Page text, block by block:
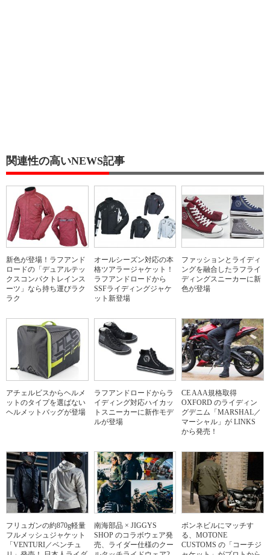
関連性の高いNEWS記事
新色が登場！ラフアンド
ロードの「デュアルテッ
クスコンパクトレインス
ーツ」なら持ち運びラク
ラク
オールシーズン対応の本
格ツアラージャケット！
ラフアンドロードから
SSFライディングジャケ
ット新登場
ファッションとライディ
ングを融合したラフライ
ディングスニーカーに新
色が登場
アチェルビスからヘルメ
ットのタイプを選ばない
ヘルメットバッグが登場
ラフアンドロードからラ
イディング対応ハイカッ
トスニーカーに新作モデ
ルが登場
CE AAA規格取得
OXFORD のライディン
グデニム「MARSHAL／
マーシャル」が LINKS
から発売！
フリュガンの約870g軽量
フルメッシュジャケット
「VENTURI／ベンチュ
南海部品 × JIGGYS
SHOP のコラボウェア発
売、ライダー仕様のクー
ボンネビルにマッチす
る、MOTONE
CUSTOMS の「コーチジ